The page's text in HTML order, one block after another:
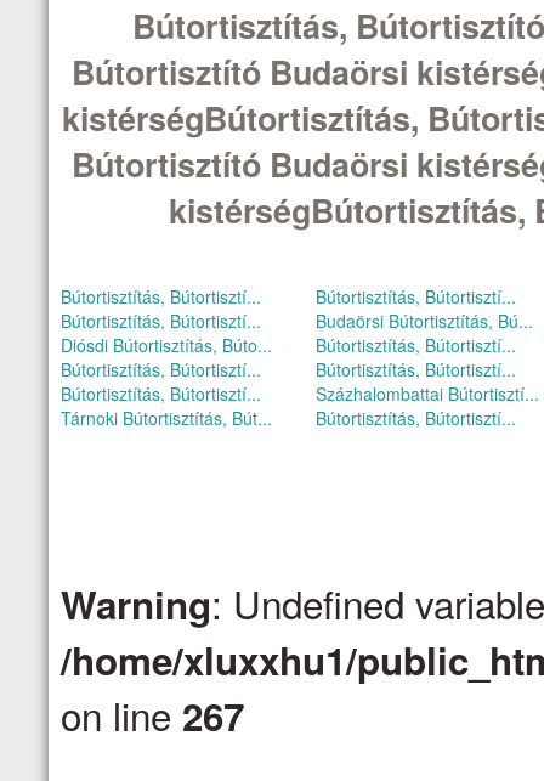
Bútortisztítás,
Bútortisztító Budaörsi
kistérségBútortisztítás,
Bútortisztító Budaörsi
kistérségBútortisztítás,
Bútortisztítás, Bútortisztí...
Bútortisztítás, Bútortisztí...
Bútortisztítás, Bútortisztí...
Budaörsi Bútortisztítás, Bú...
Diósdi Bútortisztítás, Búto...
Bútortisztítás, Bútortisztí...
Bútortisztítás, Bútortisztí...
Bútortisztítás, Bútortisztí...
Bútortisztítás, Bútortisztí...
Százhalombattai Bútortisztí...
Tárnoki Bútortisztítás, Bút...
Bútortisztítás, Bútortisztí...
Warning: Undefined
/home/xluxxhu1/
on line 267